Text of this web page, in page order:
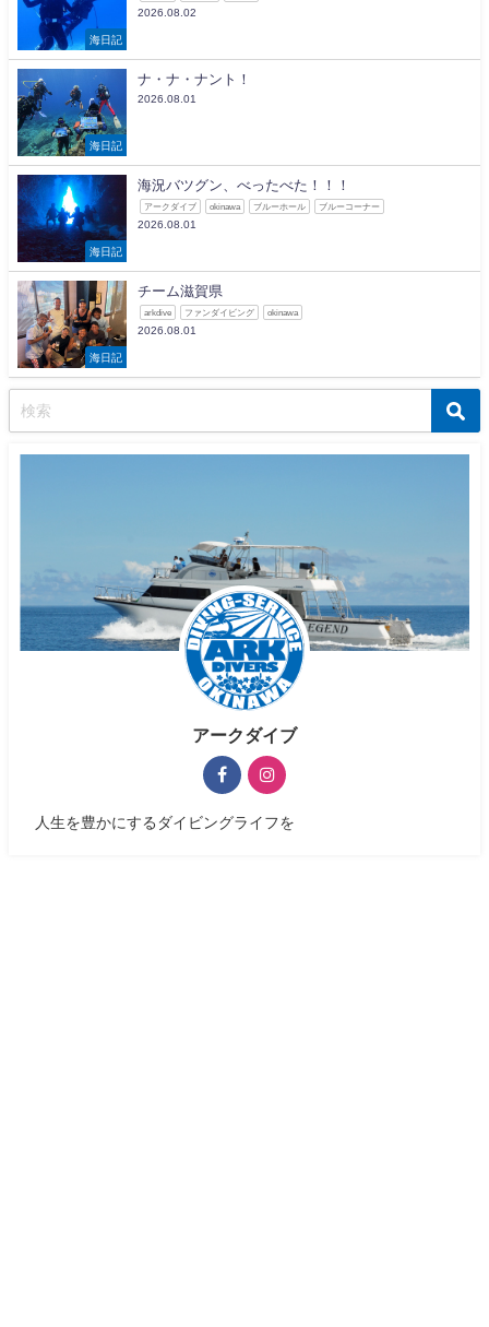
海日記
2026.08.02
海日記
ナ・ナ・ナント！
2026.08.01
海日記
海況バツグン、べったべた！！！
アークダイブ okinawa ブルーホール ブルーコーナー
2026.08.01
海日記
チーム滋賀県
arkdive ファンダイビング okinawa
2026.08.01
アークダイブ
人生を豊かにするダイビングライフを